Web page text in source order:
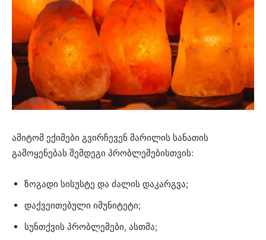
ამიტომ ექიმები გვირჩევენ მარილის სანათის
გამოყენებას შემდეგი პრობლემებისთვის:
ზოგადი სისუსტე და ძალის დაკარგვა;
დაქვეითებული იმუნიტეტი;
სუნთქვის პრობლემები, ასთმა;